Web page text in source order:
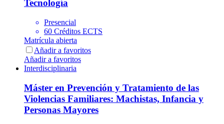
Tecnología
Presencial
60 Créditos ECTS
Matrícula abierta
Añadir a favoritos
Añadir a favoritos
Interdisciplinaria
Máster en Prevención y Tratamiento de las
Violencias Familiares: Machistas, Infancia y
Personas Mayores